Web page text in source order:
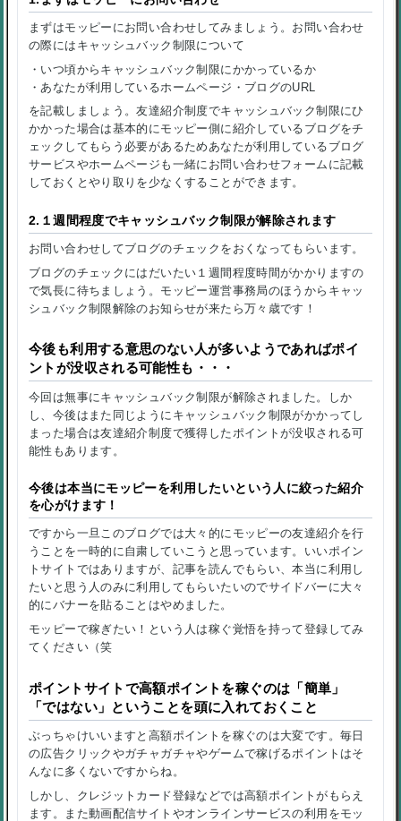
まずはモッピーにお問い合わせしてみましょう。お問い合わせ
の際にはキャッシュバック制限について
・いつ頃からキャッシュバック制限にかかっているか
・あなたが利用しているホームページ・ブログのURL
を記載しましょう。友達紹介制度でキャッシュバック制限にひ
かかった場合は基本的にモッピー側に紹介しているブログをチ
ェックしてもらう必要があるためあなたが利用しているブログ
サービスやホームページも一緒にお問い合わせフォームに記載
しておくとやり取りを少なくすることができます。
2.１週間程度でキャッシュバック制限が解除されます
お問い合わせしてブログのチェックをおくなってもらいます。
ブログのチェックにはだいたい１週間程度時間がかかりますの
で気長に待ちましょう。モッピー運営事務局のほうからキャッ
シュバック制限解除のお知らせが来たら万々歳です！
今後も利用する意思のない人が多いようであればポイ
ントが没収される可能性も・・・
今回は無事にキャッシュバック制限が解除されました。しか
し、今後はまた同じようにキャッシュバック制限がかかってし
まった場合は友達紹介制度で獲得したポイントが没収される可
能性もあります。
今後は本当にモッピーを利用したいという人に絞った紹介
を心がけます！
ですから一旦このブログでは大々的にモッピーの友達紹介を行
うことを一時的に自粛していこうと思っています。いいポイン
トサイトではありますが、記事を読んでもらい、本当に利用し
たいと思う人のみに利用してもらいたいのでサイドバーに大々
的にバナーを貼ることはやめました。
モッピーで稼ぎたい！という人は稼ぐ覚悟を持って登録してみ
てください（笑
ポイントサイトで高額ポイントを稼ぐのは「簡単」
「ではない」ということを頭に入れておくこと
ぶっちゃけいいますと高額ポイントを稼ぐのは大変です。毎日
の広告クリックやガチャガチャやゲームで稼げるポイントはそ
んなに多くないですからね。
しかし、クレジットカード登録などでは高額ポイントがもらえ
ます。また動画配信サイトやオンラインサービスの利用をモッ